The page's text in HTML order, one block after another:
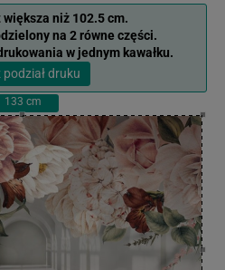
niż 102.5 cm.
na 2 równe części.
w jednym kawałku.
podział druku
133 cm